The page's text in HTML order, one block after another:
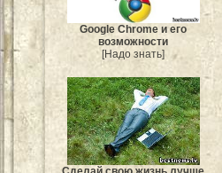
Google Chrome и его
возможности
[Надо знать]